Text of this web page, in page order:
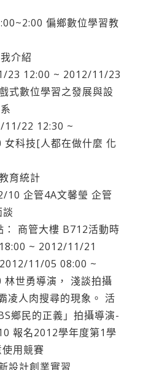
偏鄉數位學習教
介紹
23 12:00 ~ 2012/11/23
式數位學習之發展與設
11/22 12:30 ~
科技[人都在做什麼 化
育統計
10 企管4A文馨瑩 企管
： 商管大樓 B712活動時
~ 2012/11/21
11/05 08:00 ~
世勇導演， 淺談拍攝
凌人肉搜尋的現象。 活
鄉民的正義」拍攝導演-
報名2012學年度第1學
用競賽
設計創業實習